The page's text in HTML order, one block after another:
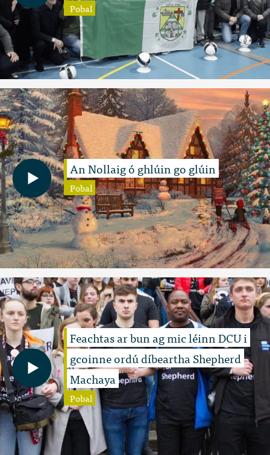
Pobal
An Nollaig ó ghlúin go glúin
Pobal
Feachtas ar bun ag mic léinn DCU i
gcoinne ordú díbeartha Shepherd
Machaya
Pobal